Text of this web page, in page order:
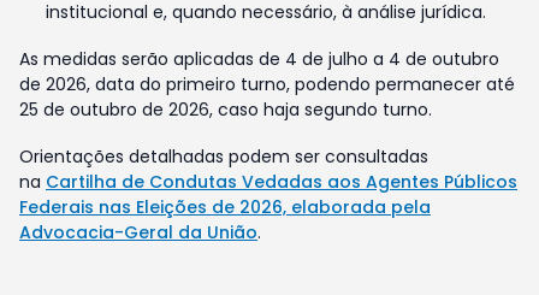
institucional e, quando necessário, à análise jurídica.
As medidas serão aplicadas de 4 de julho a 4 de outubro
de 2026, data do primeiro turno, podendo permanecer até
25 de outubro de 2026, caso haja segundo turno.
Orientações detalhadas podem ser consultadas
na Cartilha de Condutas Vedadas aos Agentes Públicos
Federais nas Eleições de 2026, elaborada pela
Advocacia-Geral da União.